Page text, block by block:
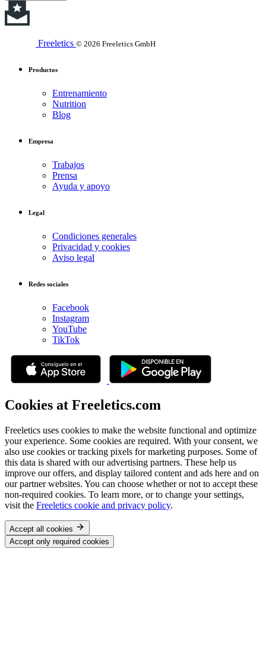
Freeletics © 2026 Freeletics GmbH
Productos
Entrenamiento
Nutrition
Blog
Empresa
Trabajos
Prensa
Ayuda y apoyo
Legal
Condiciones generales
Privacidad y cookies
Aviso legal
Redes sociales
Facebook
Instagram
YouTube
TikTok
Cookies at Freeletics.com
Freeletics uses cookies to make the website functional and optimize
your experience. Some cookies are required. With your consent, we
also use cookies or tracking pixels for marketing purposes. Some of
this data is shared with our advertising partners. These help us
improve our offers, and display tailored content and ads here and on
our partner websites. You can choose whether or not to accept these
non-required cookies. To learn more, or to change your settings,
visit the Freeletics cookie and privacy policy.
Accept all cookies
Accept only required cookies